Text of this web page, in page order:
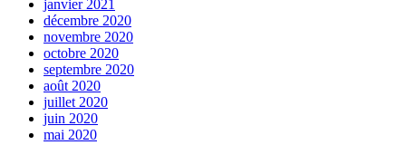
janvier 2021
décembre 2020
novembre 2020
octobre 2020
septembre 2020
août 2020
juillet 2020
juin 2020
mai 2020